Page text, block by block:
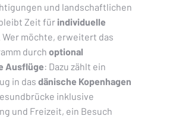
und landschaftlichen
Zeit für individuelle
. Wer möchte, erweitert das
durch optional
Ausflüge: Dazu zählt ein
in das dänische Kopenhagen
inklusive
und Freizeit, ein Besuch